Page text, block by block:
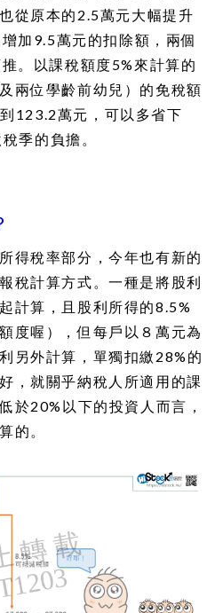
從原本的2.5萬元大幅提升
加9.5萬元的扣除額，兩個
。以課稅額度5%來計算的
兩位學齡前幼兒）的免稅額
123.2萬元，可以多省下
季的負擔。
得稅率部分，今年也有新的
稅計算方式。一種是將股利
計算，且股利所得的8.5%
度喔），但每戶以８萬元為
另外計算，單獨扣繳28%的
，就關乎納稅人所適用的課
於20%以下的投資人而言，
的。